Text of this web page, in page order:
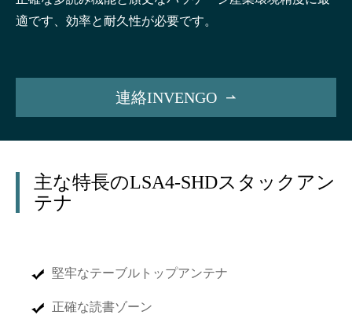
適です、効率と耐久性が必要です。
連絡INVENGO 
主な特長のLSA4-SHDスタックアン
テナ
堅牢なテーブルトップアンテナ
正確な読書ゾーン